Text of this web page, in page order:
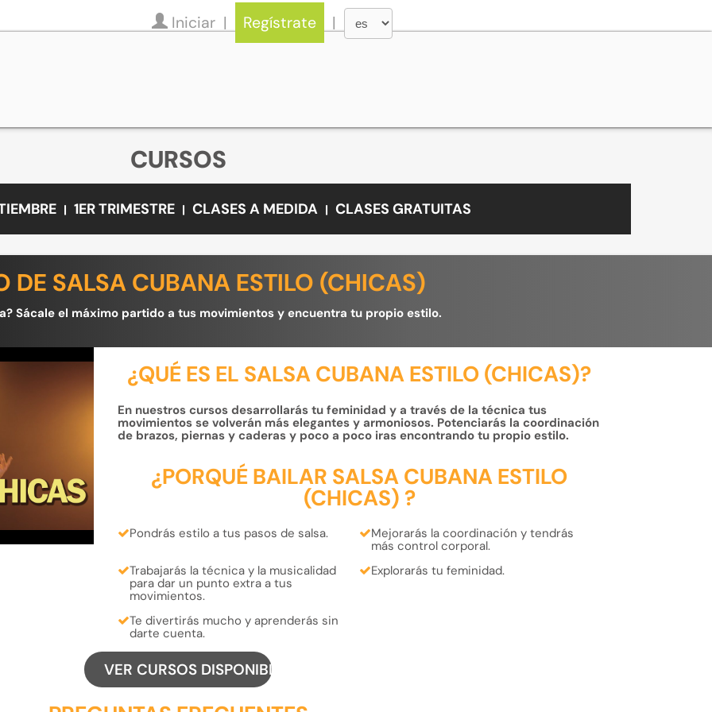
Iniciar Regístrate
CURSOS
1ER TRIMESTRE CLASES A MEDIDA CLASES GRATUITAS
DE SALSA CUBANA ESTILO (CHICAS)
Sácale el máximo partido a tus movimientos y encuentra tu propio estilo.
¿QUÉ ES EL SALSA CUBANA ESTILO (CHICAS)?
En nuestros cursos desarrollarás tu feminidad y a través de la técnica tus
movimientos se volverán más elegantes y armoniosos. Potenciarás la coordinación
de brazos, piernas y caderas y poco a poco iras encontrando tu propio estilo.
¿PORQUÉ BAILAR SALSA CUBANA ESTILO
(CHICAS) ?
Pondrás estilo a tus pasos de salsa. Mejorarás la coordinacióny tendrás
más control corporal.
Trabajarás la técnicay la musicalidad
para dar un punto extra a tus
movimientos.
Explorarás tu feminidad.
Te divertirás mucho yaprenderás sin
darte cuenta.
VER CURSOS DISPONIBLES